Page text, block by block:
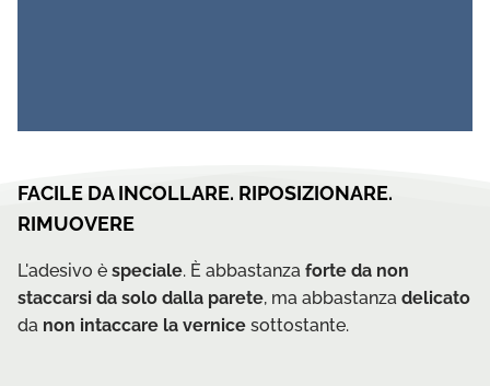
FACILE DA INCOLLARE. RIPOSIZIONARE.
RIMUOVERE
L'adesivo è speciale. È abbastanza forte da non
staccarsi da solo dalla parete, ma abbastanza delicato
da non intaccare la vernice sottostante.